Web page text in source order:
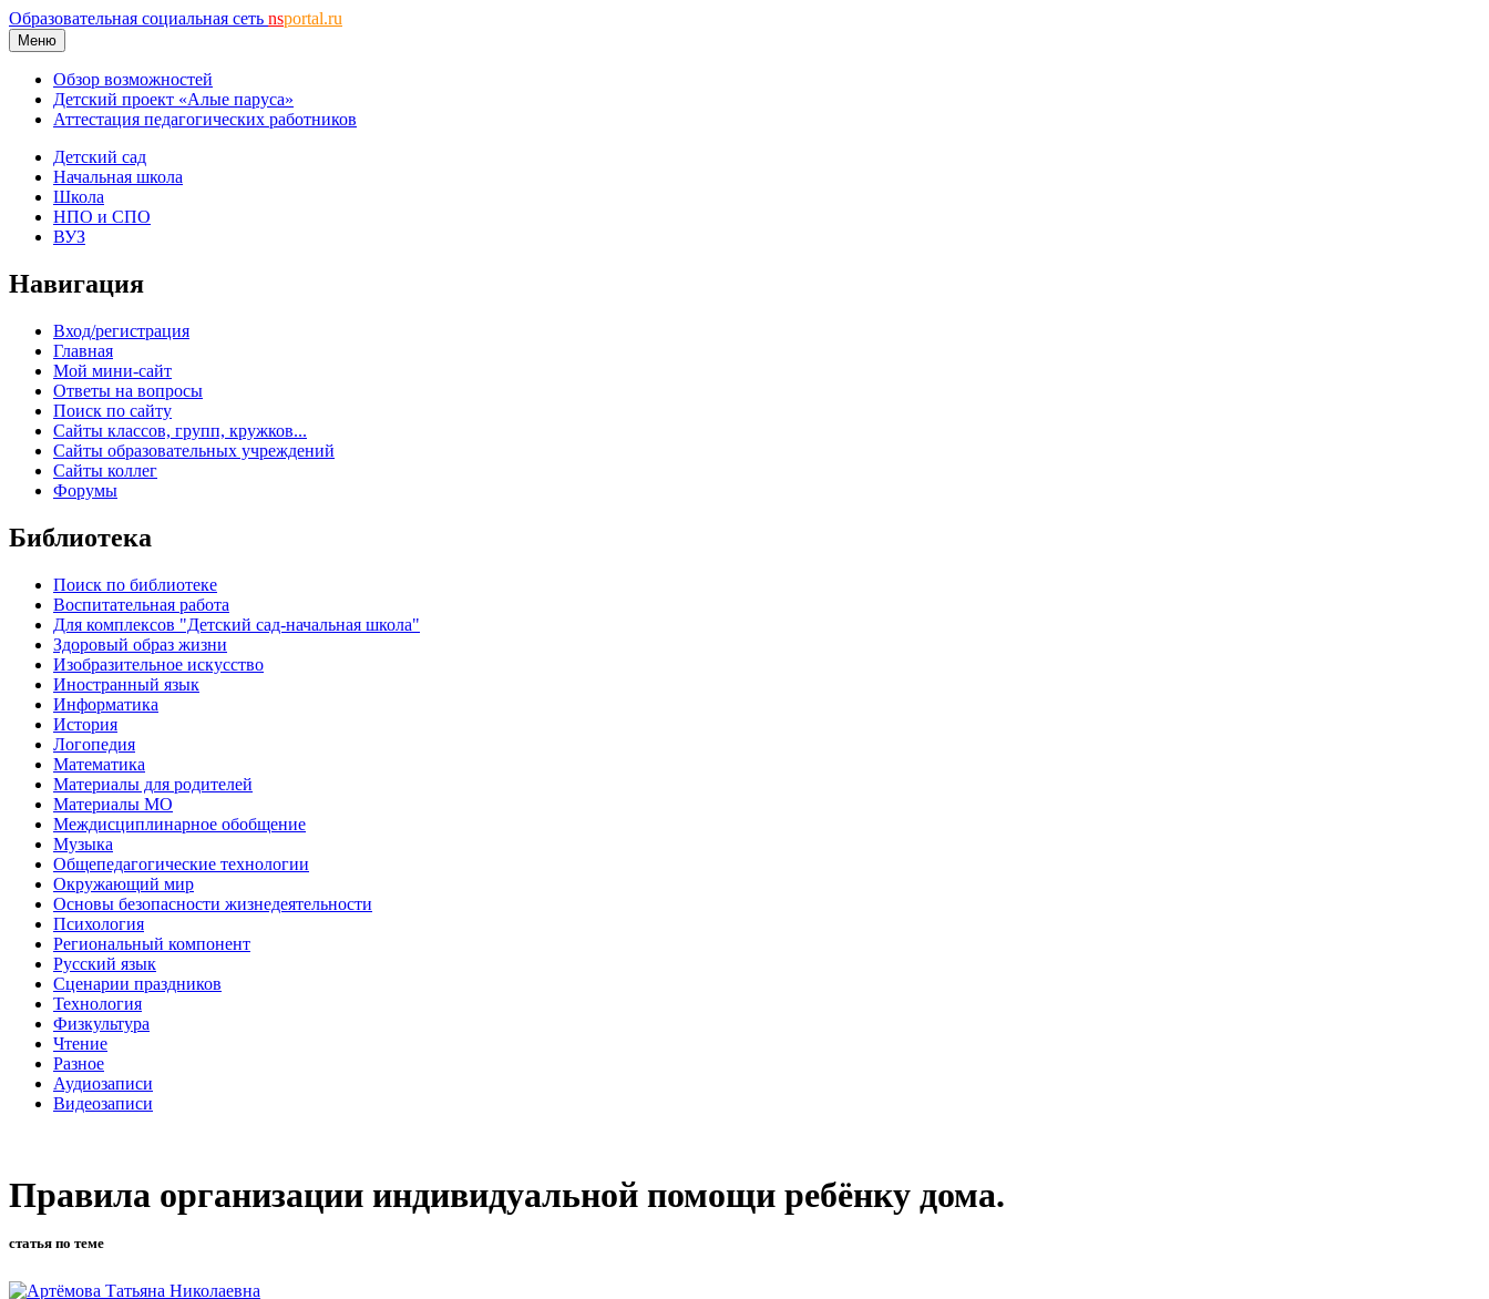
Образовательная социальная сеть nsportal.ru
Меню
Обзор возможностей
Детский проект «Алые паруса»
Аттестация педагогических работников
Детский сад
Начальная школа
Школа
НПО и СПО
ВУЗ
Навигация
Вход/регистрация
Главная
Мой мини-сайт
Ответы на вопросы
Поиск по сайту
Сайты классов, групп, кружков...
Сайты образовательных учреждений
Сайты коллег
Форумы
Библиотека
Поиск по библиотеке
Воспитательная работа
Для комплексов "Детский сад-начальная школа"
Здоровый образ жизни
Изобразительное искусство
Иностранный язык
Информатика
История
Логопедия
Математика
Материалы для родителей
Материалы МО
Междисциплинарное обобщение
Музыка
Общепедагогические технологии
Окружающий мир
Основы безопасности жизнедеятельности
Психология
Региональный компонент
Русский язык
Сценарии праздников
Технология
Физкультура
Чтение
Разное
Аудиозаписи
Видеозаписи
Правила организации индивидуальной помощи ребёнку дома.
статья по теме